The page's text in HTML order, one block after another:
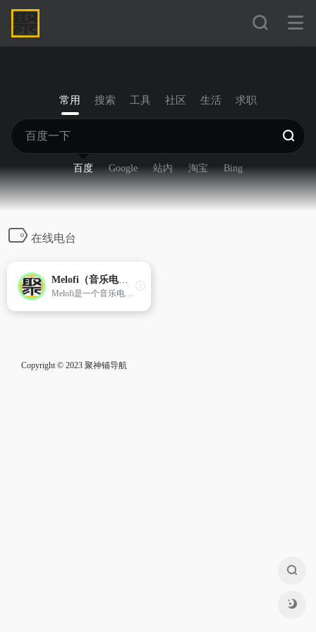
常用 搜索 工具 社区 生活 求职
百度 Google 站内 淘宝 Bing
在线电台
Melofi（音乐电台）
Melofi是一个音乐电台和白噪音电台，提供多元音乐选择和个性化推荐，满足你学习、工作和放松的需求。快来体验Melofi，让音乐与白噪音陪你度过每一天。
Copyright © 2023 聚神铺导航